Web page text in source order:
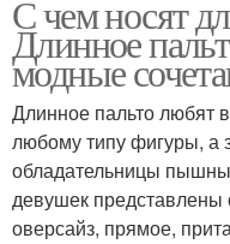
С чем носят
Длинное
модные
Длинное пальто любят
любому типу фигуры, а
обладательницы
девушек
оверсайз, прямое,